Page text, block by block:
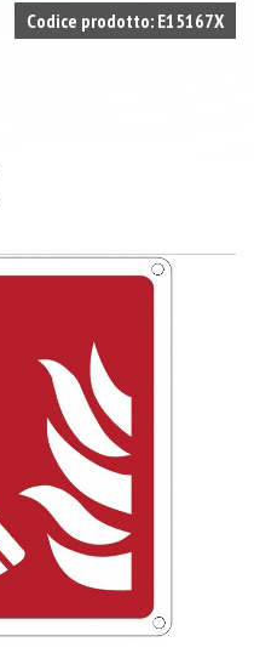
Codice prodotto: E15167X